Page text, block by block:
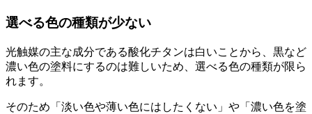
選べる色の種類が少ない
光触媒の主な成分である酸化チタンは白いことから、黒など
濃い色の塗料にするのは難しいため、選べる色の種類が限ら
れます。
そのため「淡い色や薄い色にはしたくない」や「濃い色を塗